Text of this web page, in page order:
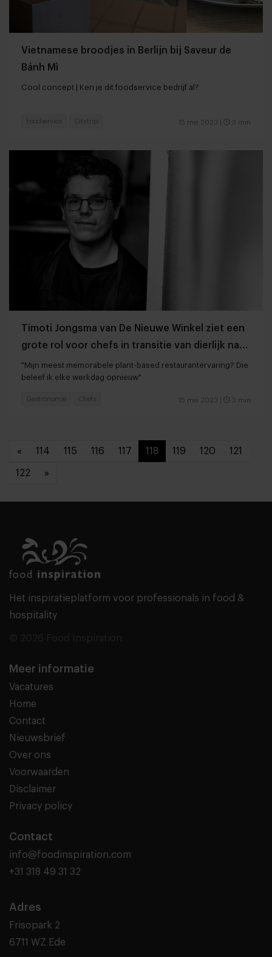
Vietnamese broodjes in Berlijn bij Saveur de
Bánh Mì
Cool concept | Ken je dit foodservice bedrijf al?
15 mei 2023 3 min
Foodservice Citytrip
Timoti Jongsma van De Nieuwe Winkel ziet een
grote rol voor chefs in transitie van dierlijk naar
plantaardig
"Mijn meest memorabele plant-based restaurantervaring? Die
beleef ik elke werkdag opnieuw"
15 mei 2023 3 min
Gastronomie Chefs
« 114 115 116 117 118 119 120 121
122 »
Het inspiratieplatform voor professionals in food &
hospitality
Meer informatie
Vacatures
Home
Contact
Nieuwsbrief
Over ons
Voorwaarden
Disclaimer
Privacy policy
Contact
info@foodinspiration.com
+31 318 49 31 32
Adres
Frisopark 2
6711 WZ Ede